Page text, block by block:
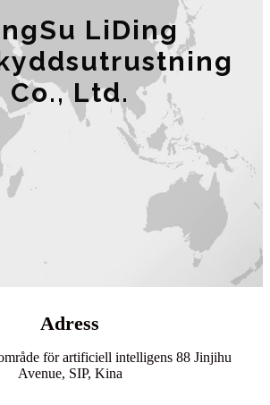
LiDing
Co., Ltd.
Adress
för artificiell intelligens 88 Jinjihu
Avenue, SIP, Kina